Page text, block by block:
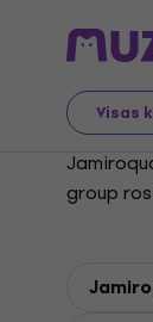
Visas
group
Music